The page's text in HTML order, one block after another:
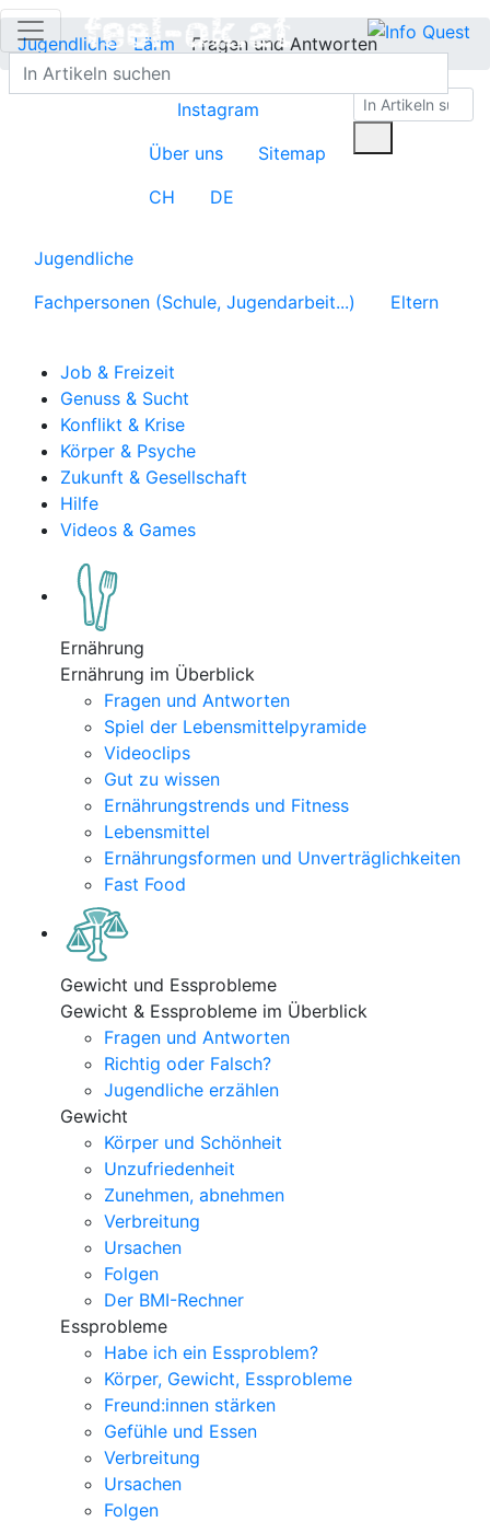
Jugendliche Lärm Fragen und Antworten
Instagram
Über uns
Sitemap
CH
DE
Jugendliche
Fachpersonen (Schule, Jugendarbeit...)
Eltern
Job & Freizeit
Genuss & Sucht
Konflikt & Krise
Körper & Psyche
Zukunft & Gesellschaft
Hilfe
Videos & Games
Ernährung
Ernährung im Überblick
Fragen und Antworten
Spiel der Lebensmittelpyramide
Videoclips
Gut zu wissen
Ernährungstrends und Fitness
Lebensmittel
Ernährungsformen und Unverträglichkeiten
Fast Food
Gewicht und Essprobleme
Gewicht & Essprobleme im Überblick
Fragen und Antworten
Richtig oder Falsch?
Jugendliche erzählen
Gewicht
Körper und Schönheit
Unzufriedenheit
Zunehmen, abnehmen
Verbreitung
Ursachen
Folgen
Der BMI-Rechner
Essprobleme
Habe ich ein Essproblem?
Körper, Gewicht, Essprobleme
Freund:innen stärken
Gefühle und Essen
Verbreitung
Ursachen
Folgen